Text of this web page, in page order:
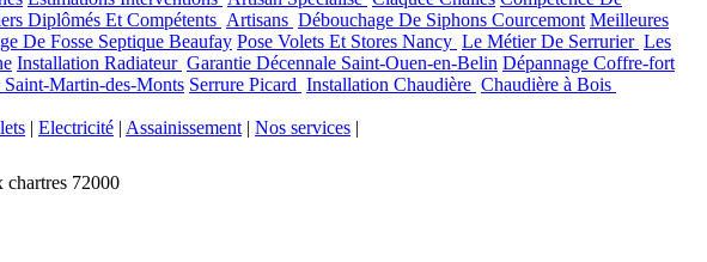
Diplômés Et Compétents Artisans Débouchage De Siphons Courcemont Meilleures
De Fosse Septique Beaufay Pose Volets Et Stores Nancy Le Métier De Serrurier Les
Installation Radiateur Garantie Décennale Saint-Ouen-en-Belin Dépannage Coffre-fort
Saint-Martin-des-Monts Serrure Picard Installation Chaudière Chaudière à Bois
| Electricité | Assainissement| Nos services |
chartres 72000